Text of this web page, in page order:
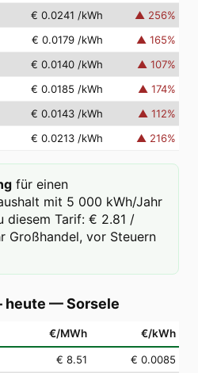
€ 0.0241 /kWh ▲ 256%
€ 0.0179 /kWh ▲ 165%
€ 0.0140 /kWh ▲ 107%
€ 0.0185 /kWh ▲ 174%
€ 0.0143 /kWh ▲ 112%
€ 0.0213 /kWh ▲ 216%
für einen
mit 5 000 kWh/Jahr
diesem Tarif: € 2.81 /
Großhandel, vor Steuern
heute —Sorsele
€/MWh €/kWh
€ 8.51
€ 0.0085